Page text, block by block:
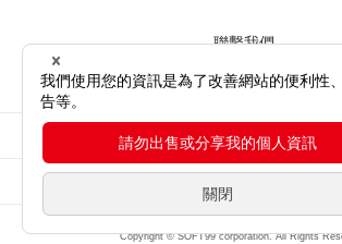
聯繫我們
使用網站時
Copyright © SOFT99 corporation. All Rights